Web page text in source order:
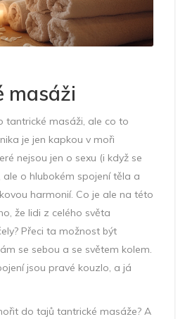
masáži
tantrické masáži, ale co to
je jen kapkou v moři
nejsou jen o sexu (i když se
o hlubokém spojení těla a
harmonií. Co je ale na této
že lidi z celého světa
Přeci ta možnost být
se sebou a se světem kolem.
jsou pravé kouzlo, a já
do tajů tantrické masáže? A